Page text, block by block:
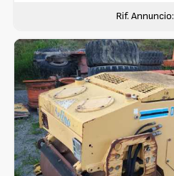
Rif. Annuncio: